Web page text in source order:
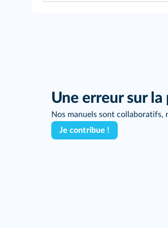
Une erreur sur la
Nos manuels sont collaboratifs,
Je contribue !